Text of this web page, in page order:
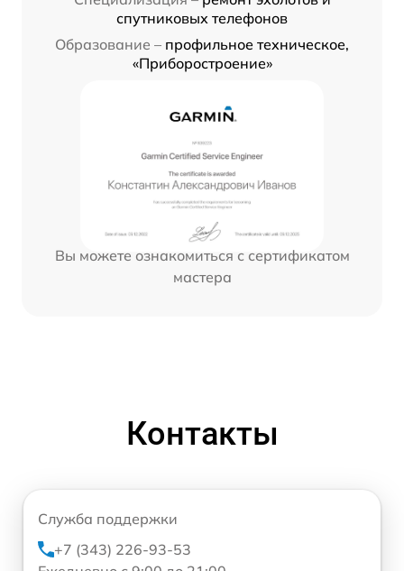
спутниковых телефонов
Образование – профильное техническое,
«Приборостроение»
Вы можете ознакомиться с сертификатом
мастера
Контакты
Служба поддержки
+7 (343) 226-93-53